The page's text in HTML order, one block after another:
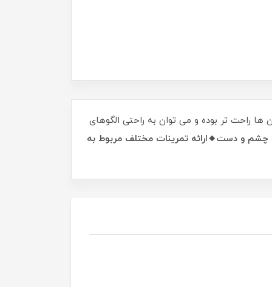
راحت تر بوده و می توان به راحتی الگوهای
و دست🔸ارائه تمرینات مختلف مربوط به